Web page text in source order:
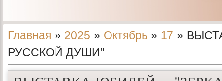
Главная » 2025 » Октябрь » 17 »
РУССКОЙ ДУШИ"